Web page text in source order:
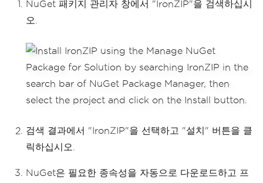
NuGet 패키지 관리자 창에서 "IronZIP"을 검색하십시
오.
검색 결과에서 "IronZIP"을 선택하고 "설치" 버튼을 클
릭하십시오.
NuGet은 필요한 종속성을 자동으로 다운로드하고 프